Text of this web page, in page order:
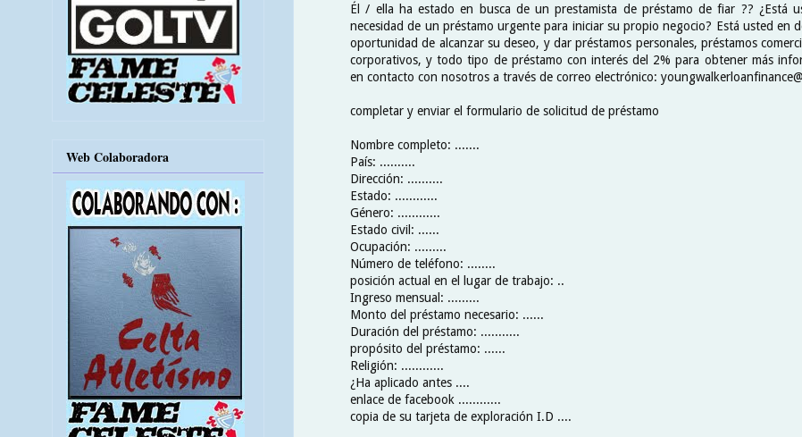
Él / ella ha estado en busca de un prestamista de préstamo de fiar ?? ¿Está
necesidad de un préstamo urgente para iniciar su propio negocio? Está usted en
oportunidad de alcanzar su deseo, y dar préstamos personales, préstamos
corporativos, y todo tipo de préstamo con interés del 2% para obtener más
en contacto con nosotros a través de correo electrónico:
completar y enviar el formulario de solicitud de préstamo
Nombre completo: .......
País: ..........
Dirección: ..........
Estado: ............
Género: ............
Estado civil: ......
Ocupación: .........
Número de teléfono: ........
posición actual en el lugar de trabajo: ..
Ingreso mensual: .........
Monto del préstamo necesario: ......
Duración del préstamo: ...........
propósito del préstamo: ......
Religión: ............
¿Ha aplicado antes ....
enlace de facebook ............
copia de su tarjeta de exploración I.D ....
Web Colaboradora